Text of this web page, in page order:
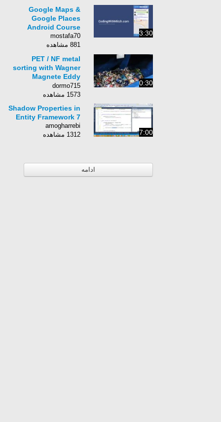
3:30
Google Maps &
Google Places
Android Course
mostafa70
881 مشاهده
0:30
PET / NF metal
sorting with Wagner
Magnete Eddy
Current Separator
dormo715
1573 مشاهده
7:00
Shadow Properties in
Entity Framework 7
amogharrebi
1312 مشاهده
ادامه